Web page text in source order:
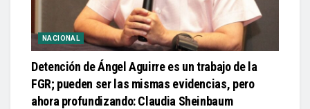
NACIONAL
Detención de Ángel Aguirre es un trabajo de la
FGR; pueden ser las mismas evidencias, pero
ahora profundizando: Claudia Sheinbaum